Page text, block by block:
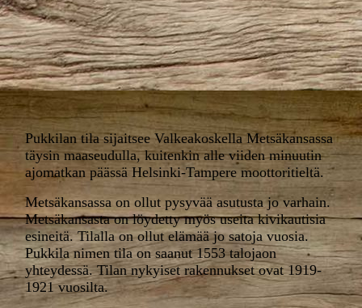
Pukkilan tila sijaitsee Valkeakoskella Metsäkansassa
täysin maaseudulla, kuitenkin alle viiden minuutin
ajomatkan päässä Helsinki-Tampere moottoritieltä.
Metsäkansassa on ollut pysyvää asutusta jo varhain.
Metsäkansasta on löydetty myös useita kivikautisia
esineitä. Tilalla on ollut elämää jo satoja vuosia.
Pukkila nimen tila on saanut 1553 talojaon
yhteydessä. Tilan nykyiset rakennukset ovat 1919-
1921 vuosilta.